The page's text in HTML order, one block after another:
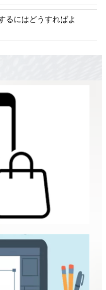
るにはどうすればよ